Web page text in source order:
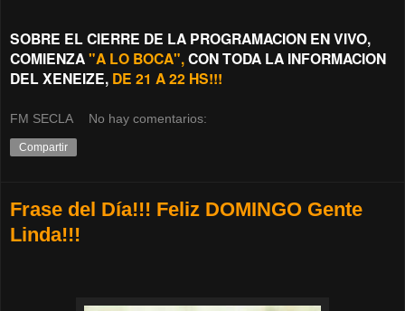
SOBRE EL CIERRE DE LA PROGRAMACION EN VIVO,
COMIENZA"A LO BOCA",CON TODA LA INFORMACION
DEL XENEIZE, DE 21 A 22 HS!!!
FM SECLA No hay comentarios:
Compartir
Frase del Día!!! Feliz DOMINGO Gente
Linda!!!